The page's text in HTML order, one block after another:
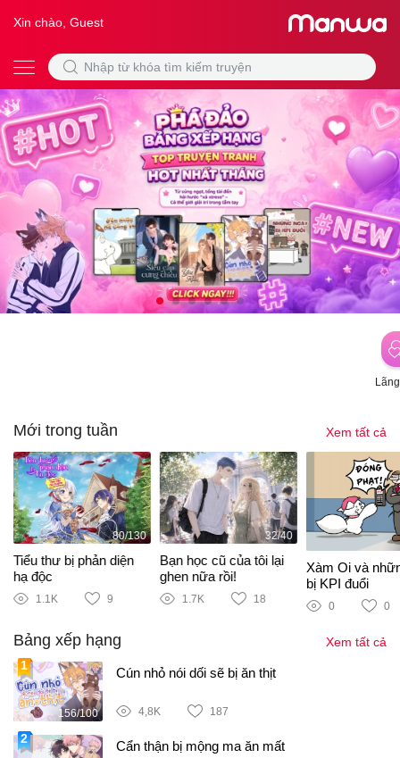
Xin chào, Guest
Mới trong tuần Xem tất cả
80/130
Tiểu thư bị phản diện
hạ độc
1.1K 9
32/40
Bạn học cũ của tôi lại
ghen nữa rồi!
1.7K 18
Xàm Oi và
bị KPI đuổi
0 0
Bảng xếp hạng Xem tất cả
156/100
Cún nhỏ nói dối sẽ bị ăn thịt
4,8K 187
Cẩn thận bị mộng ma ăn mất